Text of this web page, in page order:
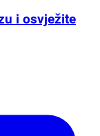
i osvježite